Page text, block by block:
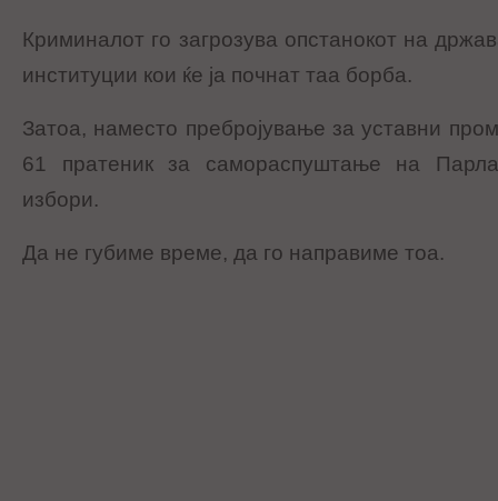
Криминалот го загрозува опстанокот на
институции кои ќе ја почнат таа борба.
Затоа, наместо пребројување за уставни
61 пратеник за самораспуштање на
избори.
Да не губиме време, да го направиме тоа.